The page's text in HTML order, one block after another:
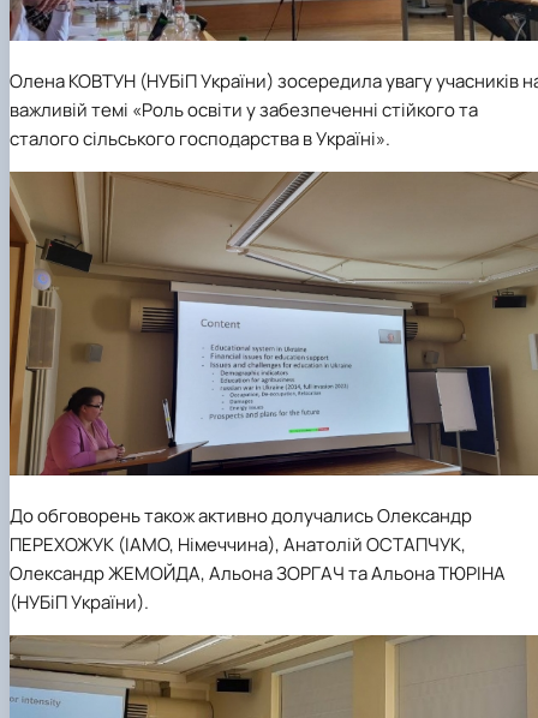
Олена КОВТУН (НУБіП України) зосередила увагу учасників
важливій темі «Роль освіти у забезпеченні стійкого та
сталого сільського господарства в Україні».
До обговорень також активно долучались Олександр
ПЕРЕХОЖУК (ІАМО, Німеччина), Анатолій ОСТАПЧУК,
Олександр ЖЕМОЙДА, Альона ЗОРГАЧ та Альона ТЮРІНА
(НУБіП України).